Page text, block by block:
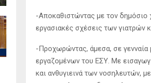
-Αποκαθιστώντας με τον
εργασιακές σχέσεις των γιατρών
-Προχωρώντας, άμεσα, σε γενναία
εργαζομένων του ΕΣΥ. Με
και ανθυγιεινά των νοσηλευτών,